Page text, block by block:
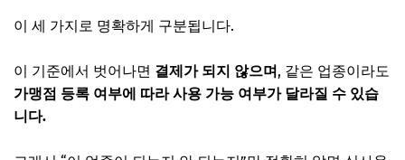
이 세 가지로 명확하게 구분됩니다.
이 기준에서 벗어나면 결제가 되지 않으며, 같은 업종이라도
가맹점 등록 여부에 따라 사용 가능 여부가 달라질 수 있습
니다.